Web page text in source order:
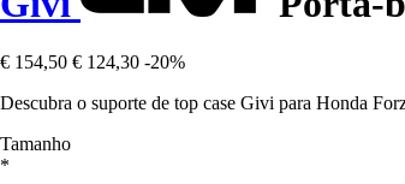
€ 154,50 € 124,30 -20%
Descubra o suporte de top case Givi para Honda
Tamanho
*